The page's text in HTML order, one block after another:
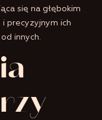
się na głębokim
precyzyjnym ich
innych.